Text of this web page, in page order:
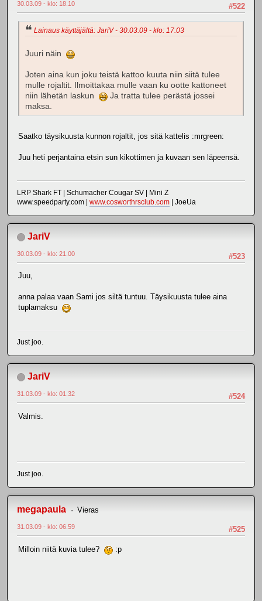
#522
30.03.09 - klo: 18.10
Lainaus käyttäjältä: JariV - 30.03.09 - klo: 17.03
Juuri näin
Joten aina kun joku teistä kattoo kuuta niin siitä tulee
mulle rojaltit. Ilmoittakaa mulle vaan ku ootte kattoneet
niin lähetän laskun
Ja tratta tulee perästä jossei
maksa.
Saatko täysikuusta kunnon rojaltit, jos sitä kattelis :mrgreen:
Juu heti perjantaina etsin sun kikottimen ja kuvaan sen läpeensä.
LRP Shark FT | Schumacher Cougar SV | Mini Z
www.speedparty.com | www.cosworthrsclub.com | JoeUa
JariV
#523
30.03.09 - klo: 21.00
Juu,
anna palaa vaan Sami jos siltä tuntuu. Täysikuusta tulee aina
tuplamaksu
Just joo.
JariV
#524
31.03.09 - klo: 01.32
Valmis.
Just joo.
megapaula Vieras
#525
31.03.09 - klo: 06.59
Milloin niitä kuvia tulee? :p